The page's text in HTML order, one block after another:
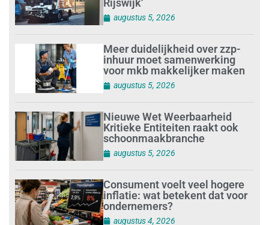
Rijswijk’
augustus 5, 2026
Meer duidelijkheid over zzp-
inhuur moet samenwerking
voor mkb makkelijker maken
augustus 5, 2026
Nieuwe Wet Weerbaarheid
Kritieke Entiteiten raakt ook
schoonmaakbranche
augustus 5, 2026
Consument voelt veel hogere
inflatie: wat betekent dat voor
ondernemers?
augustus 4, 2026